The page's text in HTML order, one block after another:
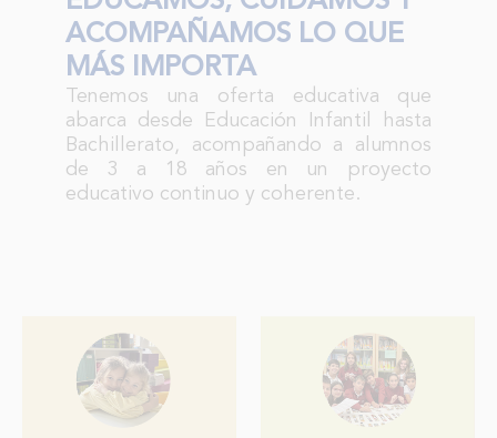
ACOMPAÑAMOS LO QUE
MÁS IMPORTA
Tenemos una oferta educativa que
abarca desde Educación Infantil hasta
Bachillerato, acompañando a alumnos
de 3 a 18 años en un proyecto
educativo continuo y coherente.